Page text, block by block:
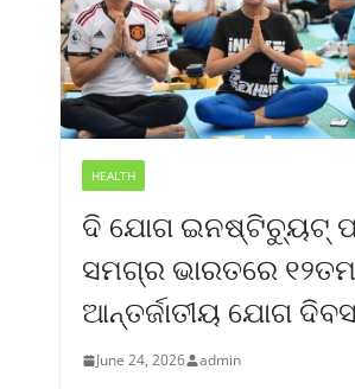
HEALTH
ଦି ଯୋଗ ଇନଷ୍ଟିଚ୍ୟୁଟ୍
ସମଗ୍ର ଭାରତରେ ୧୨ତମ
ଆନ୍ତର୍ଜାତୀୟ ଯୋଗ
June 24, 2026 admin